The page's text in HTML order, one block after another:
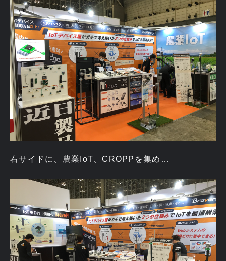
右サイドに、農業IoT、CROPPを集め…